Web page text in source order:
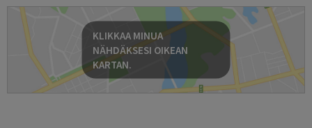
KLIKKAA MINUA
NÄHDÄKSESI OIKEAN
KARTAN.